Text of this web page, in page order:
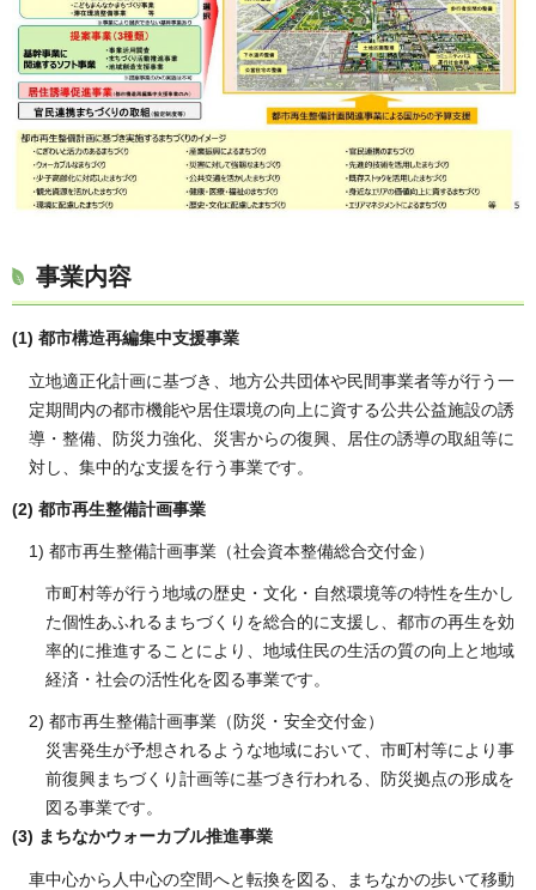
事業内容
(1) 都市構造再編集中支援事業
立地適正化計画に基づき、地方公共団体や民間事業者等が行う一
定期間内の都市機能や居住環境の向上に資する公共公益施設の誘
導・整備、防災力強化、災害からの復興、居住の誘導の取組等に
対し、集中的な支援を行う事業です。
(2) 都市再生整備計画事業
1) 都市再生整備計画事業（社会資本整備総合交付金）
市町村等が行う地域の歴史・文化・自然環境等の特性を生かし
た個性あふれるまちづくりを総合的に支援し、都市の再生を効
率的に推進することにより、地域住民の生活の質の向上と地域
経済・社会の活性化を図る事業です。
2) 都市再生整備計画事業（防災・安全交付金）
災害発生が予想されるような地域において、市町村等により事
前復興まちづくり計画等に基づき行われる、防災拠点の形成を
図る事業です。
(3) まちなかウォーカブル推進事業
車中心から人中心の空間へと転換を図る、まちなかの歩いて移動